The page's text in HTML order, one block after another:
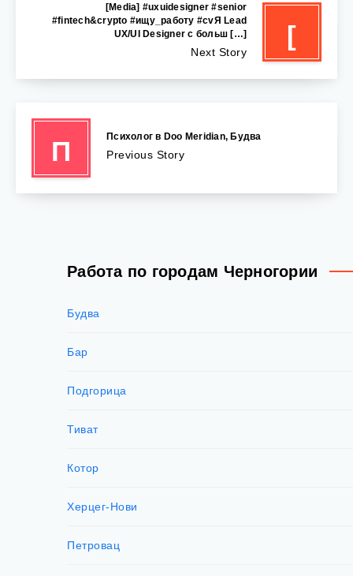
[
[Media] #uxuidesigner #senior
#fintech&crypto #ищу_работу #cvЯ Lead
UX/UI Designer с больш […]
Next Story
П Психолог в Doo Meridian, Будва
Previous Story
Работа по городам Черногории
Будва
Бар
Подгорица
Тиват
Котор
Херцег-Нови
Петровац